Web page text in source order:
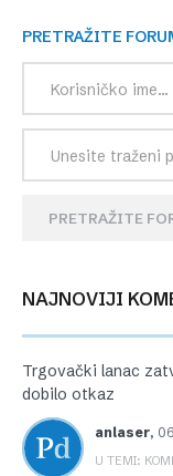
PRETRAŽITE
PRETRAŽITE
NAJNOVIJI
Trgovački lanac
dobilo otkaz
anlaser,
U TEMI: